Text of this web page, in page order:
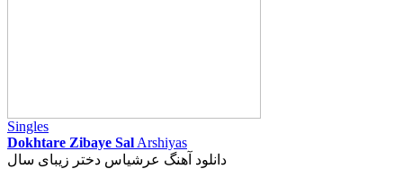
Singles
Dokhtare Zibaye Sal Arshiyas
دانلود آهنگ عرشیاس دختر زیبای سال